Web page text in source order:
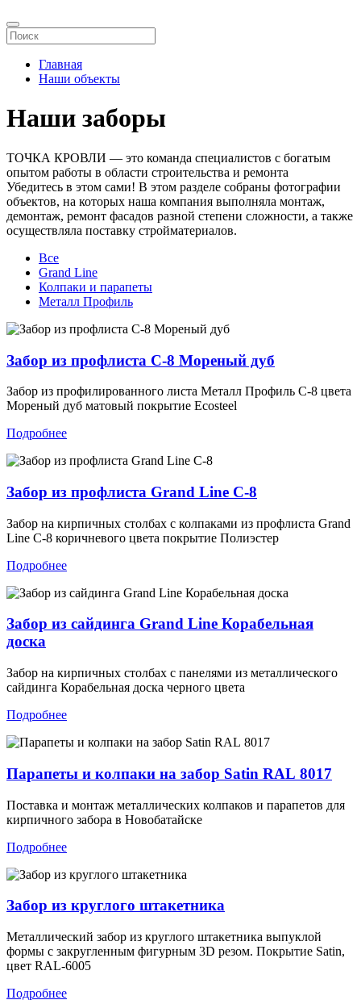
Главная
Наши объекты
Наши заборы
ТОЧКА КРОВЛИ — это команда специалистов с богатым
опытом работы в области строительства и ремонта
Убедитесь в этом сами! В этом разделе собраны фотографии
объектов, на которых наша компания выполняла монтаж,
демонтаж, ремонт фасадов разной степени сложности, а также
осуществляла поставку стройматериалов.
Все
Grand Line
Колпаки и парапеты
Металл Профиль
Забор из профлиста С-8 Мореный дуб
Забор из профилированного листа Металл Профиль С-8 цвета
Мореный дуб матовый покрытие Ecosteel
Подробнее
Забор из профлиста Grand Line С-8
Забор на кирпичных столбах с колпаками из профлиста Grand
Line С-8 коричневого цвета покрытие Полиэстер
Подробнее
Забор из сайдинга Grand Line Корабельная
доска
Забор на кирпичных столбах с панелями из металлического
сайдинга Корабельная доска черного цвета
Подробнее
Парапеты и колпаки на забор Satin RAL 8017
Поставка и монтаж металлических колпаков и парапетов для
кирпичного забора в Новобатайске
Подробнее
Забор из круглого штакетника
Металлический забор из круглого штакетника выпуклой
формы с закругленным фигурным 3D резом. Покрытие Satin,
цвет RAL-6005
Подробнее